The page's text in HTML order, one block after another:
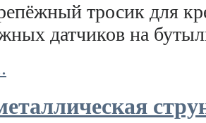
тросик для
датчиков на